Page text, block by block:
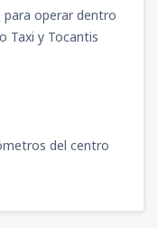
para operar dentro
Taxi y Tocantis
del centro